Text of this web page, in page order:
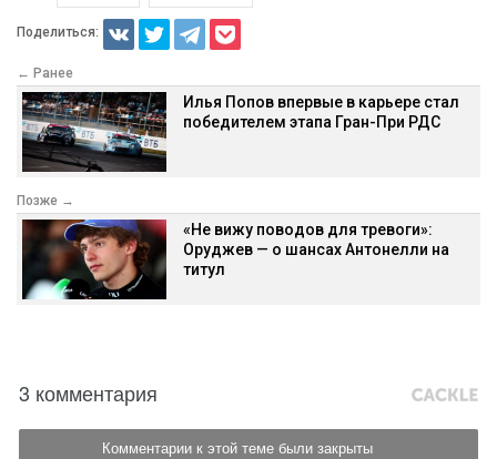
Поделиться:
← Ранее
Илья Попов впервые в карьере стал
победителем этапа Гран-При РДС
Позже →
«Не вижу поводов для тревоги»:
Оруджев — о шансах Антонелли на
титул
3 комментария
Комментарии к этой теме были закрыты